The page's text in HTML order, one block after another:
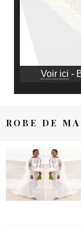
Voir ici -
ROBE DE